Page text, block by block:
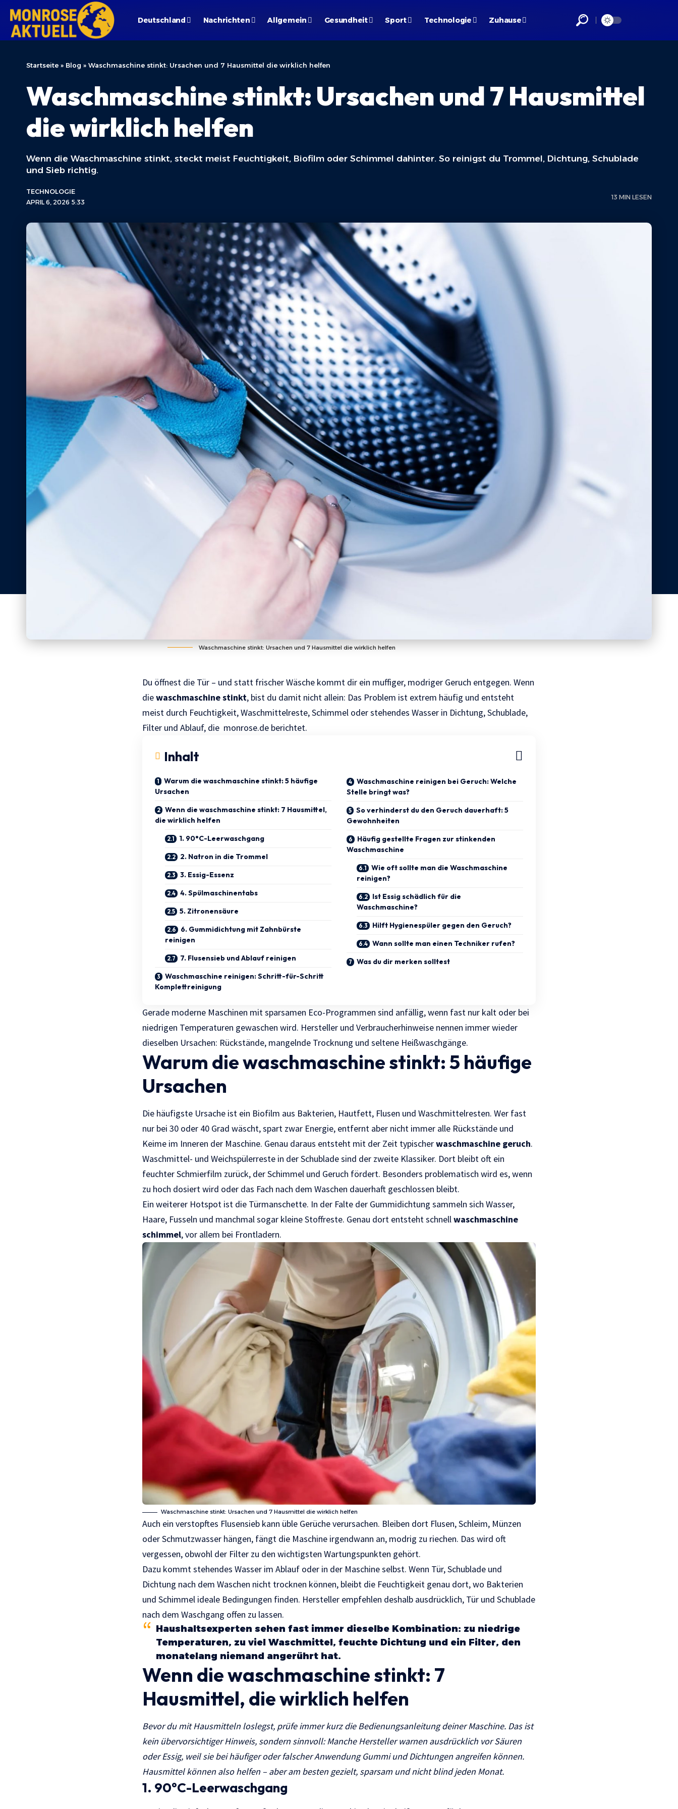
Deutschland Nachrichten Allgemein Gesundheit Sport Technologie Zuhause
Startseite » Blog » Waschmaschine stinkt: Ursachen und 7 Hausmittel die wirklich helfen
Waschmaschine stinkt: Ursachen und 7 Hausmittel
die wirklich helfen
Wenn die Waschmaschine stinkt, steckt meist Feuchtigkeit, Biofilm oder Schimmel dahinter. So reinigst du Trommel, Dichtung, Schublade
und Sieb richtig.
APRIL 6, 2026 5:33
TECHNOLOGIE
13 MIN LESEN
Waschmaschine stinkt: Ursachen und 7 Hausmittel die wirklich helfen
Du öffnest die Tür – und statt frischer Wäsche kommt dir ein muffiger, modriger Geruch entgegen. Wenn
diewaschmaschine stinkt, bist du damit nicht allein: Das Problem ist extrem häufig und entsteht
meist durch Feuchtigkeit, Waschmittelreste, Schimmel oder stehendes Wasser in Dichtung, Schublade,
Filter und Ablauf, die monrose.de berichtet.
Inhalt
Warum die waschmaschine stinkt: 5 häufige
Ursachen
Wenn die waschmaschine stinkt: 7 Hausmittel,
die wirklich helfen
1. 90°C-Leerwaschgang
2. Natron in die Trommel
3. Essig-Essenz
4. Spülmaschinentabs
5. Zitronensäure
6. Gummidichtung mit Zahnbürste
reinigen
7. Flusensieb und Ablauf reinigen
Waschmaschine reinigen: Schritt-für-Schritt
Komplettreinigung
Waschmaschine reinigen bei Geruch: Welche
Stelle bringt was?
So verhinderst du den Geruch dauerhaft: 5
Gewohnheiten
Häufig gestellte Fragen zur stinkenden
Waschmaschine
Wie oft sollte man die Waschmaschine
reinigen?
Ist Essig schädlich für die
Waschmaschine?
Hilft Hygienespüler gegen den Geruch?
Wann sollte man einen Techniker rufen?
Was du dir merken solltest
Gerade moderne Maschinen mit sparsamen Eco-Programmen sind anfällig, wenn fast nur kalt oder bei
niedrigen Temperaturen gewaschen wird. Hersteller und Verbraucherhinweise nennen immer wieder
dieselben Ursachen: Rückstände, mangelnde Trocknung und seltene Heißwaschgänge.
Warum diewaschmaschine stinkt: 5 häufige
Ursachen
Die häufigste Ursache ist ein Biofilm aus Bakterien, Hautfett, Flusen und Waschmittelresten. Wer fast
nur bei 30 oder 40 Grad wäscht, spart zwar Energie, entfernt aber nicht immer alle Rückstände und
Keime im Inneren der Maschine. Genau daraus entsteht mit der Zeit typischerwaschmaschine geruch.
Waschmittel- und Weichspülerreste in der Schublade sind der zweite Klassiker. Dort bleibt oft ein
feuchter Schmierfilm zurück, der Schimmel und Geruch fördert. Besonders problematisch wird es, wenn
zu hoch dosiert wird oder das Fach nach dem Waschen dauerhaft geschlossen bleibt.
Ein weiterer Hotspot ist die Türmanschette. In der Falte der Gummidichtung sammeln sich Wasser,
Haare, Fusseln und manchmal sogar kleine Stoffreste. Genau dort entsteht schnellwaschmaschine
schimmel, vor allem bei Frontladern.
Waschmaschine stinkt: Ursachen und 7 Hausmittel die wirklich helfen
Auch ein verstopftes Flusensieb kann üble Gerüche verursachen. Bleiben dort Flusen, Schleim, Münzen
oder Schmutzwasser hängen, fängt die Maschine irgendwann an, modrig zu riechen. Das wird oft
vergessen, obwohl der Filter zu den wichtigsten Wartungspunkten gehört.
Dazu kommt stehendes Wasser im Ablauf oder in der Maschine selbst. Wenn Tür, Schublade und
Dichtung nach dem Waschen nicht trocknen können, bleibt die Feuchtigkeit genau dort, wo Bakterien
und Schimmel ideale Bedingungen finden. Hersteller empfehlen deshalb ausdrücklich, Tür und Schublade
nach dem Waschgang offen zu lassen.
Haushaltsexperten sehen fast immer dieselbe Kombination: zu niedrige
Temperaturen, zu viel Waschmittel, feuchte Dichtung und ein Filter, den
monatelang niemand angerührt hat.
Wenn diewaschmaschine stinkt: 7
Hausmittel, die wirklich helfen
Bevor du mit Hausmitteln loslegst, prüfe immer kurz die Bedienungsanleitung deiner Maschine. Das ist
kein übervorsichtiger Hinweis, sondern sinnvoll: Manche Hersteller warnen ausdrücklich vor Säuren
oder Essig, weil sie bei häufiger oder falscher Anwendung Gummi und Dichtungen angreifen können.
Hausmittel können also helfen – aber am besten gezielt, sparsam und nicht blind jeden Monat.
1. 90°C-Leerwaschgang